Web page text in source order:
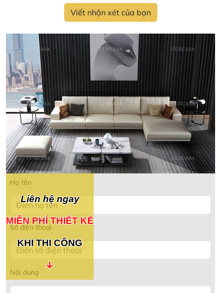
Viết nhận xét của bạn
Liên hệ ngay
MIỄN PHÍ THIẾT KẾ
KHI THI CÔNG
↓
Họ tên
Số điện thoại
Nội dung